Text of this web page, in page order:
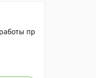
пр